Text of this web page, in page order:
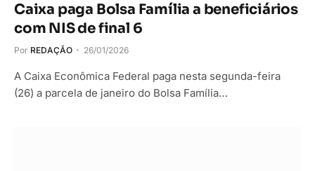
Caixa paga Bolsa Família a beneficiários
com NIS de final 6
Por REDAÇÃO 26/01/2026
A Caixa Econômica Federal paga nesta segunda-feira
(26) a parcela de janeiro do Bolsa Família…